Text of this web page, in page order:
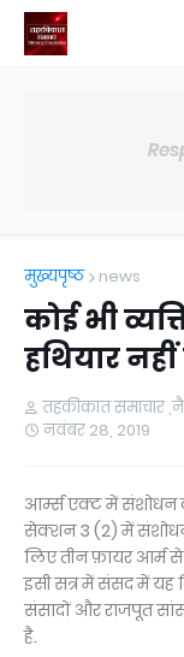
मुख्यपृष्ठ news
कोई भी
हथियार
तहकीकात समाचार
नवंबर 28, 2019
आर्म्स एक्ट में संशोधन
सेक्शन 3 (2) में
लिए तीन फ़ायर आर्म
इसी सत्र में संसद में यह
संसादों और राजपूत
है.